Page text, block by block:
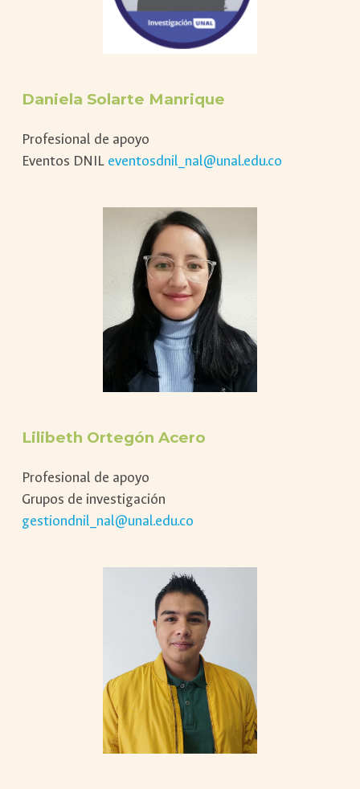
Daniela Solarte Manrique
Profesional de apoyo
Eventos DNIL eventosdnil_nal@unal.edu.co
Lilibeth Ortegón Acero
Profesional de apoyo
Grupos de investigación
gestiondnil_nal@unal.edu.co